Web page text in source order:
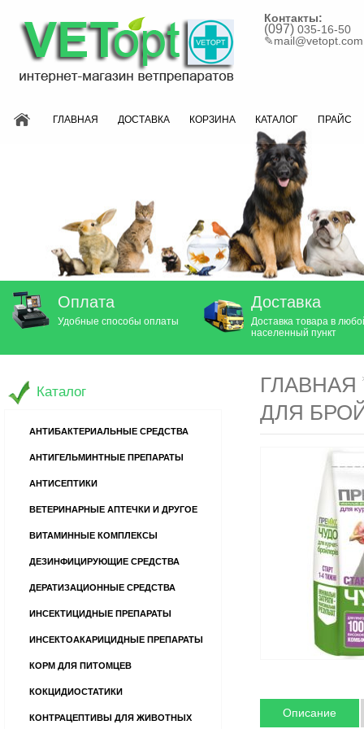
Контакты:
(097) 035-16-50
✎mail@vetopt.com
ГЛАВНАЯ ДОСТАВКА КОРЗИНА КАТАЛОГ ПРАЙС
Оплата
Удобные способы оплаты
Доставка
Доставка товара в
населенный пункт
ГЛАВНАЯ
ДЛЯ
Описание
Каталог
АНТИБАКТЕРИАЛЬНЫЕ СРЕДСТВА
АНТИГЕЛЬМИНТНЫЕ ПРЕПАРАТЫ
АНТИСЕПТИКИ
ВЕТЕРИНАРНЫЕ АПТЕЧКИ И ДРУГОЕ
ВИТАМИННЫЕ КОМПЛЕКСЫ
ДЕЗИНФИЦИРУЮЩИЕ СРЕДСТВА
ДЕРАТИЗАЦИОННЫЕ СРЕДСТВА
ИНСЕКТИЦИДНЫЕ ПРЕПАРАТЫ
ИНСЕКТОАКАРИЦИДНЫЕ ПРЕПАРАТЫ
КОРМ ДЛЯ ПИТОМЦЕВ
КОКЦИДИОСТАТИКИ
КОНТРАЦЕПТИВЫ ДЛЯ ЖИВОТНЫХ